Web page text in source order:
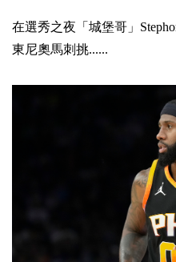
在選秀之夜「城堡哥」
東尼奧馬刺挑......